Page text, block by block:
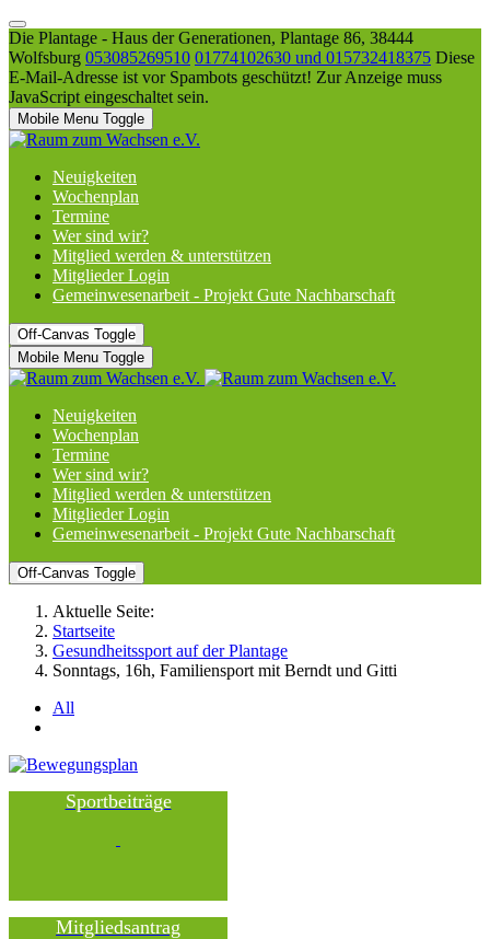
Die Plantage - Haus der Generationen, Plantage 86, 38444
Wolfsburg 053085269510 01774102630 und 015732418375 Diese
E-Mail-Adresse ist vor Spambots geschützt! Zur Anzeige muss
JavaScript eingeschaltet sein.
Mobile Menu Toggle
Neuigkeiten
Wochenplan
Termine
Wer sind wir?
Mitglied werden & unterstützen
Mitglieder Login
Gemeinwesenarbeit - Projekt Gute Nachbarschaft
Off-Canvas Toggle
Mobile Menu Toggle
Neuigkeiten
Wochenplan
Termine
Wer sind wir?
Mitglied werden & unterstützen
Mitglieder Login
Gemeinwesenarbeit - Projekt Gute Nachbarschaft
Off-Canvas Toggle
Aktuelle Seite:
Startseite
Gesundheitssport auf der Plantage
Sonntags, 16h, Familiensport mit Berndt und Gitti
All
Sportbeiträge
Mitgliedsantrag